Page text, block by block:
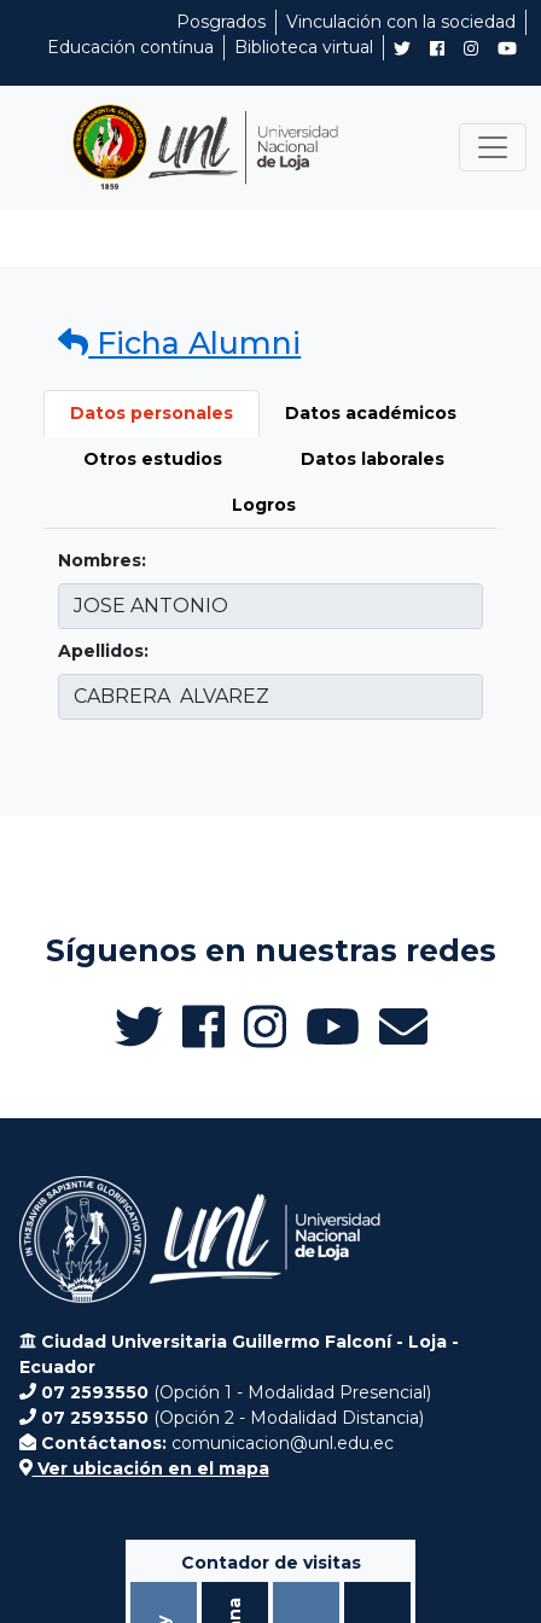
Posgrados
Vinculación con la sociedad
Educación contínua
Biblioteca virtual
Ficha Alumni
Datos personales Datos académicos
Otros estudios Datos laborales
Logros
Nombres:
Apellidos:
Síguenos en nuestras redes
Ciudad Universitaria Guillermo Falconí - Loja -
Ecuador
07 2593550 (Opción 1 - Modalidad Presencial)
07 2593550 (Opción 2 - Modalidad Distancia)
Contáctanos: comunicacion@unl.edu.ec
Ver ubicación en el mapa
Contador de visitas